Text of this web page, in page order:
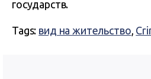
государств.
Tags: вид на жительство,